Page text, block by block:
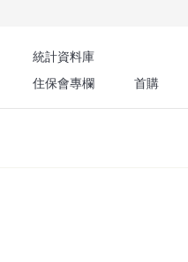
統計資料庫
住保會專欄 首購